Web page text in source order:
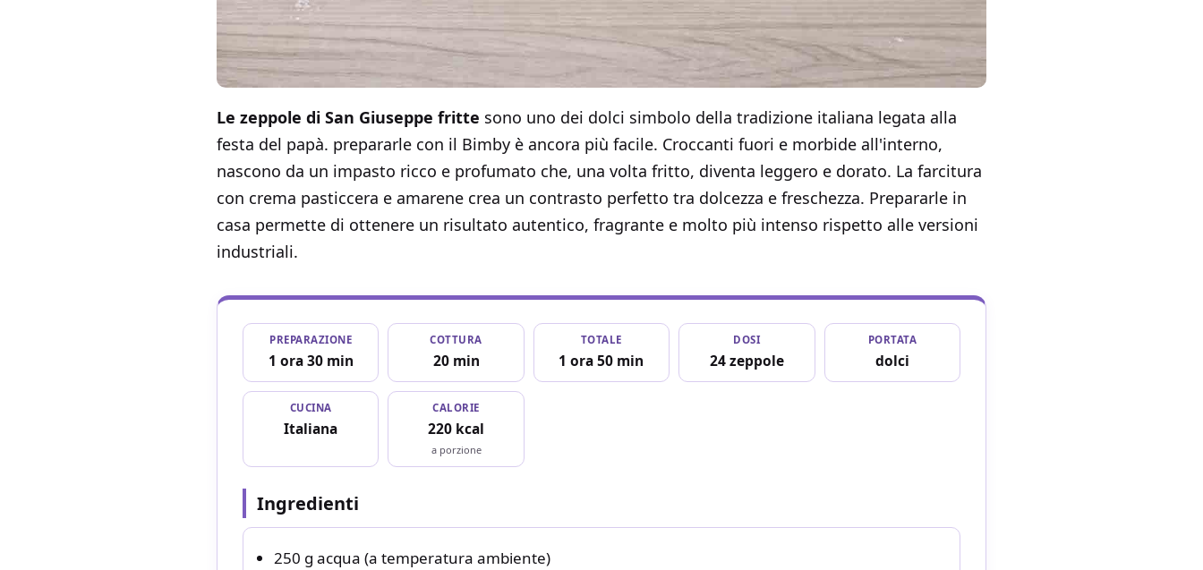
Le zeppole di San Giuseppe fritte sono uno dei dolci simbolo della tradizione italiana legata alla
festa del papà. prepararle con il Bimby è ancora più facile. Croccanti fuori e morbide all'interno,
nascono da un impasto ricco e profumato che, una volta fritto, diventa leggero e dorato. La farcitura
con crema pasticcera e amarene crea un contrasto perfetto tra dolcezza e freschezza. Prepararle in
casa permette di ottenere un risultato autentico, fragrante e molto più intenso rispetto alle versioni
industriali.
PREPARAZIONE
1 ora 30 min
COTTURA
20 min
TOTALE
1 ora 50 min
DOSI
24 zeppole
PORTATA
dolci
CUCINA
Italiana
CALORIE
220 kcal
a porzione
Ingredienti
250 g acqua (a temperatura ambiente)